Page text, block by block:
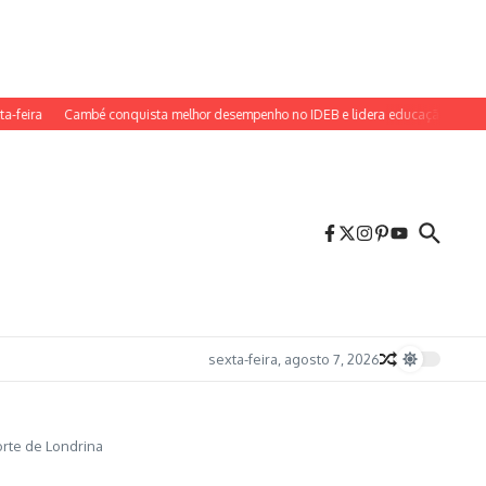
Cambé conquista melhor desempenho no IDEB e lidera educação municipal
sexta-feira, agosto 7, 2026
de Londrina